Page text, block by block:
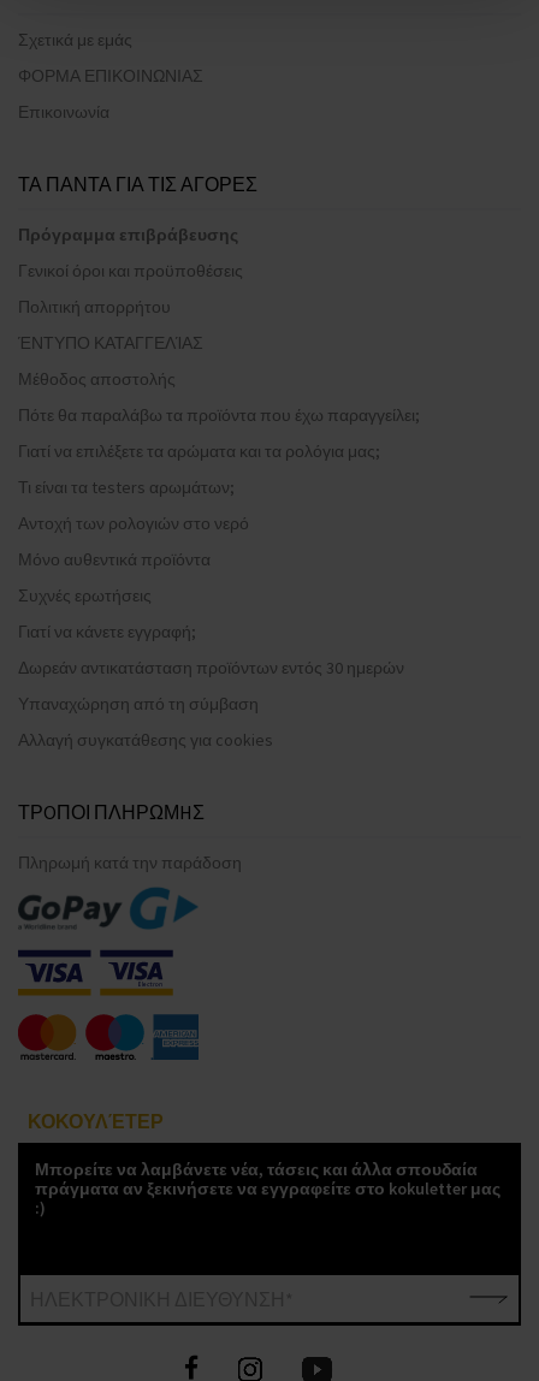
Σχετικά με εμάς
ΦΟΡΜΑ ΕΠΙΚΟΙΝΩΝΙΑΣ
Επικοινωνία
ΤΑ ΠΑΝΤΑ ΓΙΑ ΤΙΣ ΑΓΟΡΕΣ
Πρόγραμμα επιβράβευσης
Γενικοί όροι και προϋποθέσεις
Πολιτική απορρήτου
ΈΝΤΥΠΟ ΚΑΤΑΓΓΕΛΊΑΣ
Μέθοδος αποστολής
Πότε θα παραλάβω τα προϊόντα που έχω παραγγείλει;
Γιατί να επιλέξετε τα αρώματα και τα ρολόγια μας;
Τι είναι τα testers αρωμάτων;
Αντοχή των ρολογιών στο νερό
Μόνο αυθεντικά προϊόντα
Συχνές ερωτήσεις
Γιατί να κάνετε εγγραφή;
Δωρεάν αντικατάσταση προϊόντων εντός 30 ημερών
Υπαναχώρηση από τη σύμβαση
Αλλαγή συγκατάθεσης για cookies
ΤΡOΠΟΙ ΠΛΗΡΩΜHΣ
Πληρωμή κατά την παράδοση
ΚΟΚΟΥΛΈΤΕΡ
Μπορείτε να λαμβάνετε νέα, τάσεις και άλλα σπουδαία
πράγματα αν ξεκινήσετε να εγγραφείτε στο kokuletter μας
:)